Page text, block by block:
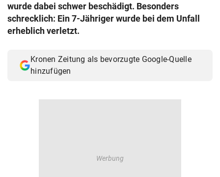
wurde dabei schwer beschädigt. Besonders
schrecklich: Ein 7-Jähriger wurde bei dem Unfall
erheblich verletzt.
Kronen Zeitung als bevorzugte Google-Quelle
hinzufügen